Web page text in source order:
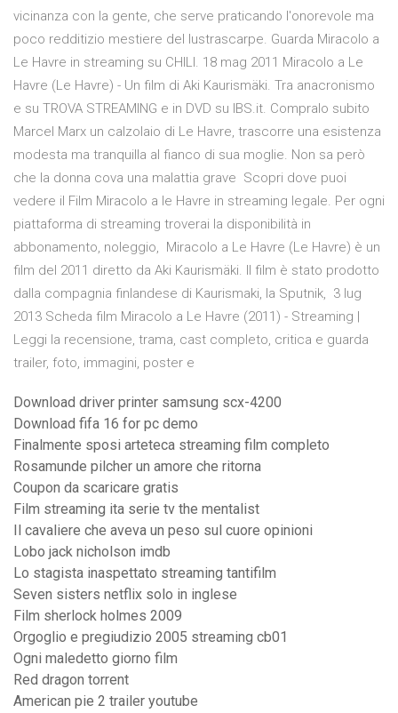
vicinanza con la gente, che serve praticando l'onorevole ma
poco redditizio mestiere del lustrascarpe. Guarda Miracolo a
Le Havre in streaming su CHILI. 18 mag 2011 Miracolo a Le
Havre (Le Havre) - Un film di Aki Kaurismäki. Tra anacronismo
e su TROVA STREAMING e in DVD su IBS.it. Compralo subito
Marcel Marx un calzolaio di Le Havre, trascorre una esistenza
modesta ma tranquilla al fianco di sua moglie. Non sa però
che la donna cova una malattia grave Scopri dove puoi
vedere il Film Miracolo a le Havre in streaming legale. Per ogni
piattaforma di streaming troverai la disponibilità in
abbonamento, noleggio, Miracolo a Le Havre (Le Havre) è un
film del 2011 diretto da Aki Kaurismäki. Il film è stato prodotto
dalla compagnia finlandese di Kaurismaki, la Sputnik, 3 lug
2013 Scheda film Miracolo a Le Havre (2011) - Streaming |
Leggi la recensione, trama, cast completo, critica e guarda
trailer, foto, immagini, poster e
Download driver printer samsung scx-4200
Download fifa 16 for pc demo
Finalmente sposi arteteca streaming film completo
Rosamunde pilcher un amore che ritorna
Coupon da scaricare gratis
Film streaming ita serie tv the mentalist
Il cavaliere che aveva un peso sul cuore opinioni
Lobo jack nicholson imdb
Lo stagista inaspettato streaming tantifilm
Seven sisters netflix solo in inglese
Film sherlock holmes 2009
Orgoglio e pregiudizio 2005 streaming cb01
Ogni maledetto giorno film
Red dragon torrent
American pie 2 trailer youtube